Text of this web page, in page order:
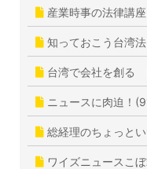
産業時事の法律講
知っておこう台湾
台湾で会社を創る
ニュースに肉迫！
総経理のちょっと
ワイズニュースこ